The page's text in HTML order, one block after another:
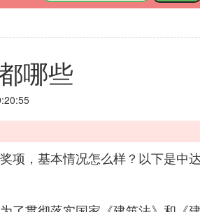
哪些
项，基本情况怎么样？以下是中